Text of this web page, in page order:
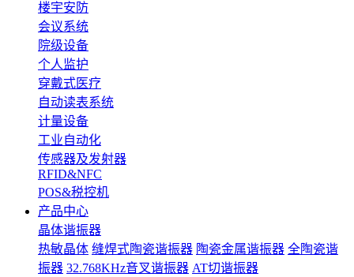
楼宇安防
会议系统
院级设备
个人监护
穿戴式医疗
自动读表系统
计量设备
工业自动化
传感器及发射器
RFID&NFC
POS&税控机
产品中心
晶体谐振器
热敏晶体 缝焊式陶瓷谐振器 陶瓷金属谐振器 全陶瓷谐
振器 32.768KHz音叉谐振器 AT切谐振器